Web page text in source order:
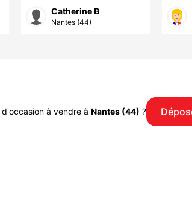
Catherine B
Nantes (44)
d'occasion à vendre à Nantes (44) ?